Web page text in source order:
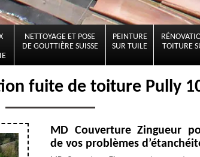
NETTOYAGE ET POSE
DE GOUTTIÈRE SUISSE
PEINTURE
SUR TUILE
TOITURE
fuite de toiture Pully
MD Couverture Zingueur
de vos problèmes